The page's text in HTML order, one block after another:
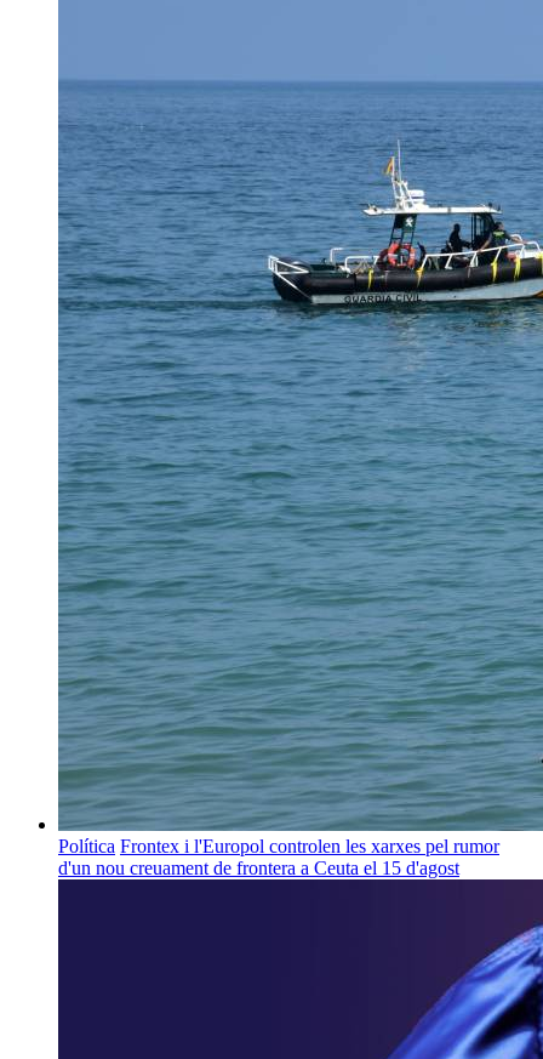
Política Frontex i l'Europol controlen les xarxes pel rumor
d'un nou creuament de frontera a Ceuta el 15 d'agost